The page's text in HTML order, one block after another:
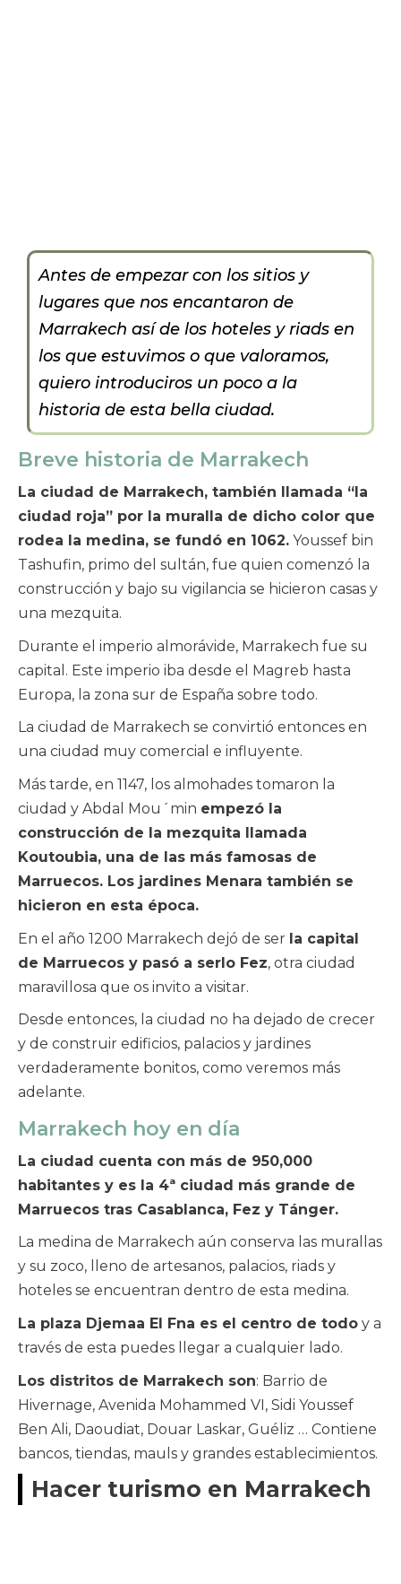
Antes de empezar con los sitios y
lugares que nos encantaron de
Marrakech así de los hoteles y riads en
los que estuvimos o que valoramos,
quiero introduciros un poco a la
historia de esta bella ciudad.
Breve historia de Marrakech
La ciudad de Marrakech, también llamada “la
ciudad roja” por la muralla de dicho color que
rodea la medina, se fundó en 1062. Youssef bin
Tashufin, primo del sultán, fue quien comenzó la
construcción y bajo su vigilancia se hicieron casas y
una mezquita.
Durante el imperio almorávide, Marrakech fue su
capital. Este imperio iba desde el Magreb hasta
Europa, la zona sur de España sobre todo.
La ciudad de Marrakech se convirtió entonces en
una ciudad muy comercial e influyente.
Más tarde, en 1147, los almohades tomaron la
ciudad y Abdal Mou´min empezó la
construcción de la mezquita llamada
Koutoubia, una de las más famosas de
Marruecos. Los jardines Menara también se
hicieron en esta época.
En el año 1200 Marrakech dejó de ser la capital
de Marruecos y pasó a serlo Fez, otra ciudad
maravillosa que os invito a visitar.
Desde entonces, la ciudad no ha dejado de crecer
y de construir edificios, palacios y jardines
verdaderamente bonitos, como veremos más
adelante.
Marrakech hoy en día
La ciudad cuenta con más de 950,000
habitantes y es la 4ª ciudad más grande de
Marruecos tras Casablanca, Fez y Tánger.
La medina de Marrakech aún conserva las murallas
y su zoco, lleno de artesanos, palacios, riads y
hoteles se encuentran dentro de esta medina.
La plaza Djemaa El Fna es el centro de todo y a
través de esta puedes llegar a cualquier lado.
Los distritos de Marrakech son: Barrio de
Hivernage, Avenida Mohammed VI, Sidi Youssef
Ben Ali, Daoudiat, Douar Laskar, Guéliz … Contiene
bancos, tiendas, mauls y grandes establecimientos.
Hacer turismo en Marrakech